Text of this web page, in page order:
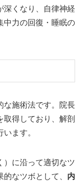
深くなり、自律神経
中力の回復・睡眠の
な施術法です。院長
得しており、解剖
ます。
）に沿って適切なツ
なツボとして、 内